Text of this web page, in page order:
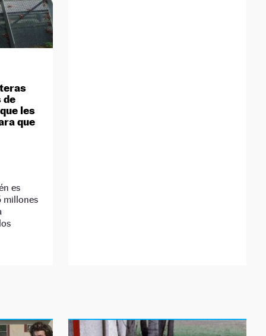
de
les
que
es
millones